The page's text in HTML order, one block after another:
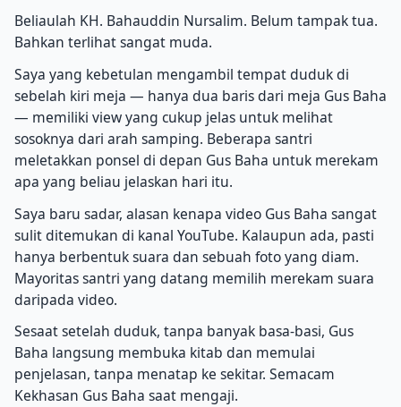
Beliaulah KH. Bahauddin Nursalim. Belum tampak tua.
Bahkan terlihat sangat muda.
Saya yang kebetulan mengambil tempat duduk di
sebelah kiri meja — hanya dua baris dari meja Gus Baha
— memiliki view yang cukup jelas untuk melihat
sosoknya dari arah samping. Beberapa santri
meletakkan ponsel di depan Gus Baha untuk merekam
apa yang beliau jelaskan hari itu.
Saya baru sadar, alasan kenapa video Gus Baha sangat
sulit ditemukan di kanal YouTube. Kalaupun ada, pasti
hanya berbentuk suara dan sebuah foto yang diam.
Mayoritas santri yang datang memilih merekam suara
daripada video.
Sesaat setelah duduk, tanpa banyak basa-basi, Gus
Baha langsung membuka kitab dan memulai
penjelasan, tanpa menatap ke sekitar. Semacam
Kekhasan Gus Baha saat mengaji.